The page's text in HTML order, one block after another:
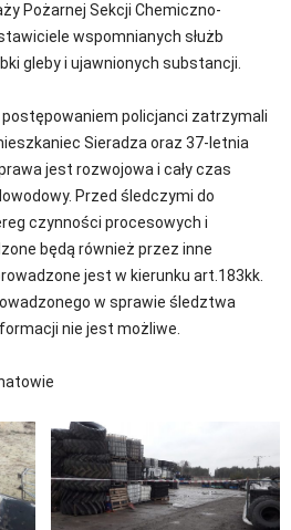
Pożarnej Sekcji Chemiczno-
wspomnianych służb
gleby i ujawnionych substancji.
policjanci zatrzymali
Sieradza oraz 37-letnia
jest rozwojowa i cały czas
Przed śledczymi do
czynności procesowych i
będą również przez inne
jest w kierunku art.183kk.
w sprawie śledztwa
nie jest możliwe.